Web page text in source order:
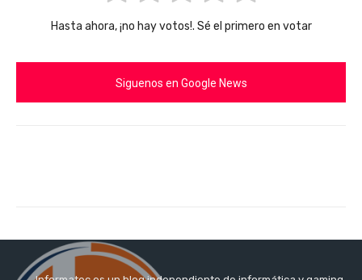
Hasta ahora, ¡no hay votos!. Sé el primero en votar
Siguenos en Google News